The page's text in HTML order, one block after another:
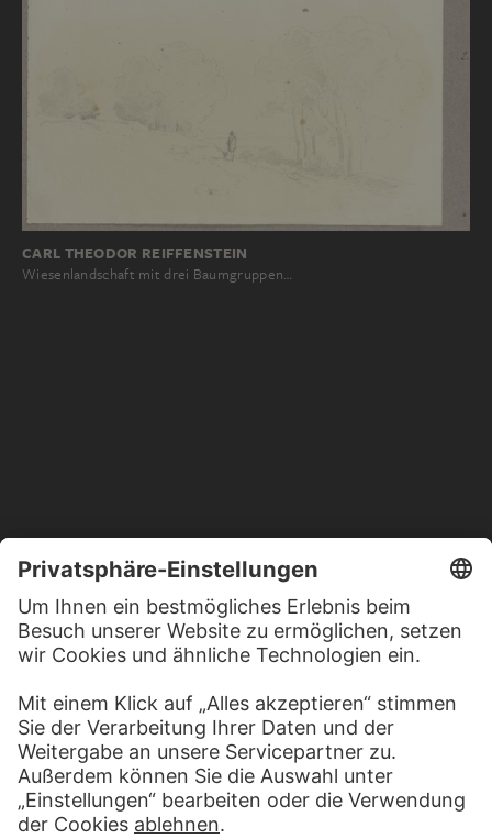
CARL THEODOR REIFFENSTEIN
Wiesenlandschaft mit drei Baumgruppen…